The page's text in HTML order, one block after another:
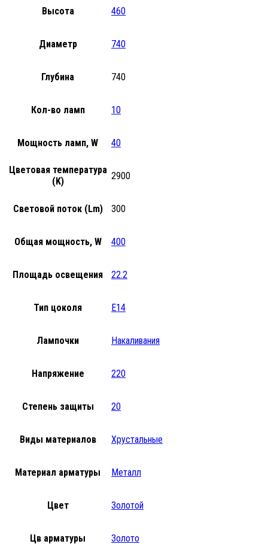
Высота 460
Диаметр 740
Глубина 740
Кол-во ламп 10
Мощность ламп, W 40
Цветовая температура
(K)
2900
Световой поток (Lm) 300
Общая мощность, W 400
Площадь освещения 22.2
Тип цоколя E14
Лампочки Накаливания
Напряжение 220
Степень защиты 20
Виды материалов Хрустальные
Материал арматуры Металл
Цвет Золотой
Цв арматуры Золото